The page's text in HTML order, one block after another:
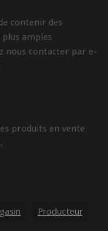
contenir des
amples
nous contacter par e-
produits en vente
Producteur